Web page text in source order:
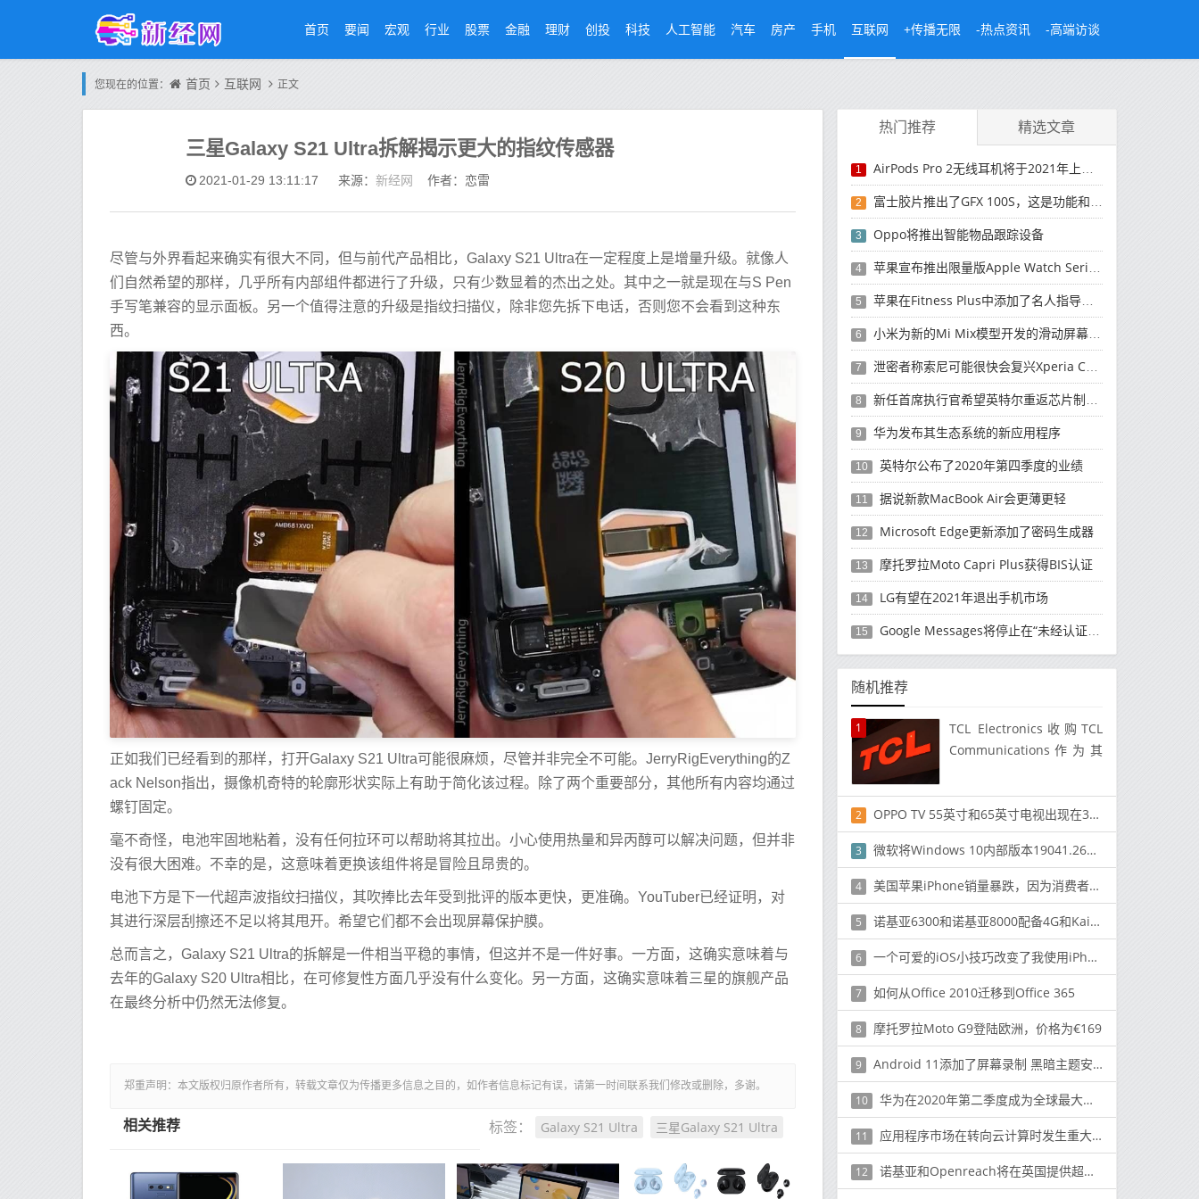
首页 要闻 宏观 行业 股票 金融 理财 创投 科技 人工智能 汽车 房产 手机 互联网 +传播无限 -热点资讯 -高端访谈
您现在的位置： 首页 互联网 正文
三星Galaxy S21 Ultra拆解揭示更大的指纹传感器
2021-01-29 13:11:17 来源： 新经网 作者：恋雷
尽管与外界看起来确实有很大不同，但与前代产品相比，Galaxy S21 Ultra在一定程度上是增量升级。就像人
们自然希望的那样，几乎所有内部​​组件都进行了升级，只有少数显着的杰出之处。其中之一就是现在与S Pen
手写笔兼容的显示面板。另一个值得注意的升级是指纹扫描仪，除非您先拆下电话，否则您不会看到这种东
西。
正如我们已经看到的那样，打开Galaxy S21 Ultra可能很麻烦，尽管并非完全不可能。JerryRigEverything的Z
ack Nelson指出，摄像机奇特的轮廓形状实际上有助于简化该过程。除了两个重要部分，其他所有内容均通过
螺钉固定。
毫不奇怪，电池牢固地粘着，没有任何拉环可以帮助将其拉出。小心使用热量和异丙醇可以解决问题，但并非
没有很大困难。不幸的是，这意味着更换该组件将是冒险且昂贵的。
电池下方是下一​​代超声波指纹扫描仪，其吹捧比去年受到批评的版本更快，更准确。YouTuber已经证明，对
其进行深层刮擦还不足以将其甩开。希望它们都不会出现屏幕保护膜。
总而言之，Galaxy S21 Ultra的拆解是一件相当平稳的事情，但这并不是一件好事。一方面，这确实意味着与
去年的Galaxy S20 Ultra相比，在可修复性方面几乎没有什么变化。另一方面，这确实意味着三星的旗舰产品
在最终分析中仍然无法修复。
郑重声明：本文版权归原作者所有，转载文章仅为传播更多信息之目的，如作者信息标记有误，请第一时间联系我们修改或删除，多谢。
标签： Galaxy S21 Ultra 三星Galaxy S21 Ultra
相关推荐
热门推荐 精选文章
1 AirPods Pro 2无线耳机将于2021年上半年正式上市
2 富士胶片推出了GFX 100S，这是功能和价格
3 Oppo将推出智能物品跟踪设备
4 苹果宣布推出限量版Apple Watch Series 6 Black Unity智能手表
5 苹果在Fitness Plus中添加了名人指导的步行锻炼
6 小米为新的Mi Mix模型开发的滑动屏幕设计泄漏
7 泄密者称索尼可能很快会复兴Xperia Compact系列
8 新任首席执行官希望英特尔重返芯片制造领域
9 华为发布其生态系统的新应用程序
10 英特尔公布了2020年第四季度的业绩
11 据说新款MacBook Air会更薄更轻
12 Microsoft Edge更新添加了密码生成器
13 摩托罗拉Moto Capri Plus获得BIS认证
14 LG有望在2021年退出手机市场
15 Google Messages将停止在“未经认证”的Android设备
随机推荐
1
TCL Electronics收购TCL
Communications作为其
2 OPPO TV 55英寸和65英寸电视出现在3C上，而其遥控器通过Bluetooth SIG
3 微软将Windows 10内部版本19041.264发布到Slow和Release Preview环
4 美国苹果iPhone销量暴跌，因为消费者迫不及待想看看新的5G型号
5 诺基亚6300和诺基亚8000配备4G和Kaios系统
6 一个可爱的iOS小技巧改变了我使用iPhone的方式
7 如何从Office 2010迁移到Office 365
8 摩托罗拉Moto G9登陆欧洲，价格为€169
9 Android 11添加了屏幕录制 黑暗主题安排等功能
10 华为在2020年第二季度成为全球最大的智能手机供应商
11 应用程序市场在转向云计算时发生重大变化
12 诺基亚和Openreach将在英国提供超高速宽带